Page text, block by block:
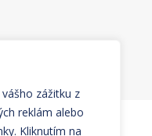
zážitku z
reklám alebo
Kliknutím na